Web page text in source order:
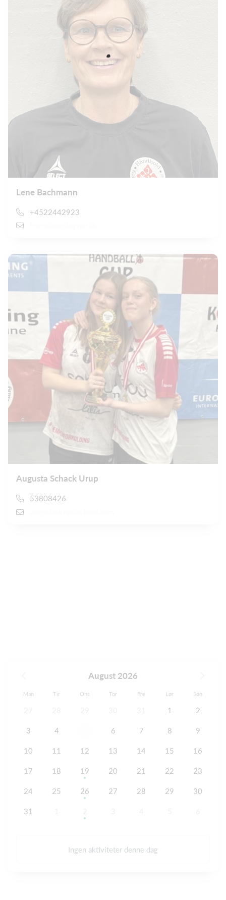
Lene Bachmann
+4522442923
Augusta Schack Urup
53808426
August 2026
Man Tir Ons Tor Fre Lør Søn
1 2
3 4 6 7 8 9
10 11 12 13 14 15 16
17 18 19 20 21 22 23
24 25 26 27 28 29 30
31
Ingen aktiviteter denne dag